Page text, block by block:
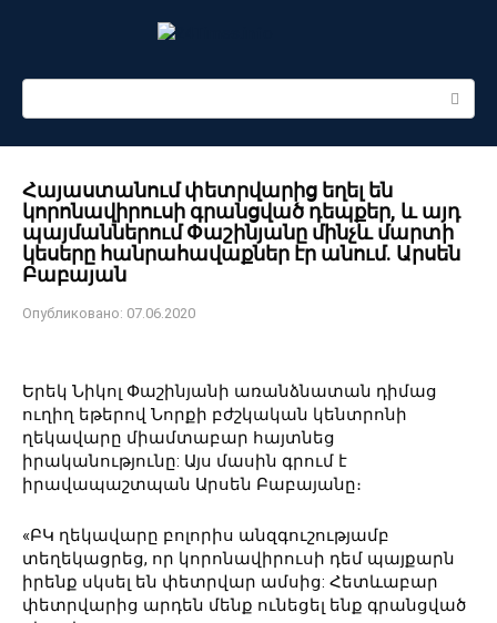
Поиск:
Հայաստանում փետրվարից եղել են
կորոնավիրուսի գրանցված դեպքեր, և այդ
պայմաններում Փաշինյանը մինչև մարտի
կեսերը հանրահավաքներ էր անում. Արսեն
Բաբայան
Опубликовано: 07.06.2020
Երեկ Նիկոլ Փաշինյանի առանձնատան դիմաց
ուղիղ եթերով Նորքի բժշկական կենտրոնի
ղեկավարը միամտաբար հայտնեց
իրականությունը: Այս մասին գրում է
իրավապաշտպան Արսեն Բաբայանը։
«ԲԿ ղեկավարը բոլորիս անզգուշությամբ
տեղեկացրեց, որ կորոնավիրուսի դեմ պայքարն
իրենք սկսել են փետրվար ամսից: Հետևաբար
փետրվարից արդեն մենք ունեցել ենք գրանցված